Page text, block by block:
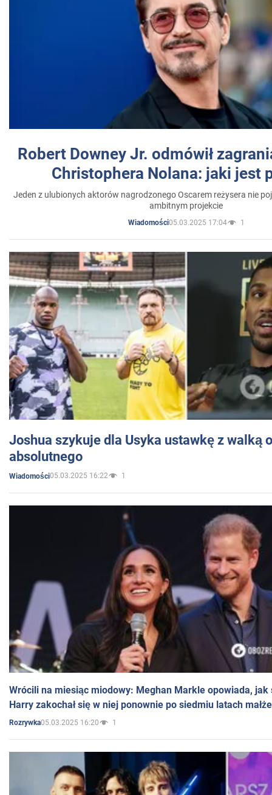
Robert Downey Jr. odmówił
Christophera Nolana: jaki jest
Jeden z ulubionych aktorów nagrodzonego Oscarem reżysera nie
ambitnym projekcie
Wiadomości05.03.2025 17:04 1
Joshua szykuje dla Usyka ustawkę z walką
absolutnego
Wiadomości05.03.2025 16:22 1
Wrócili na miesiąc miodowy: Meghan Markle opowiada, jak
Harry zakochał się w niej ponownie po siedmiu latach
Rozrywka05.03.2025 16:20 1